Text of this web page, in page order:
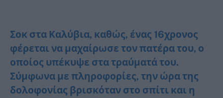
Σοκ στα Καλύβια, καθώς, ένας 16χρονος
φέρεται να μαχαίρωσε τον πατέρα του, ο
οποίος υπέκυψε στα τραύματά του.
Σύμφωνα με πληροφορίες, την ώρα της
δολοφονίας βρισκόταν στο σπίτι και η